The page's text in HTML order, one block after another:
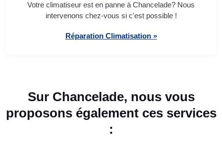
Votre climatiseur est en panne à Chancelade? Nous
intervenons chez-vous si c'est possible !
Réparation Climatisation »
Sur Chancelade, nous vous
proposons également ces services
: